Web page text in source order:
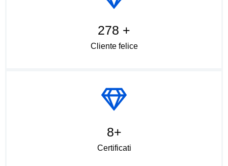
278 +
Cliente felice
8+
Certificati